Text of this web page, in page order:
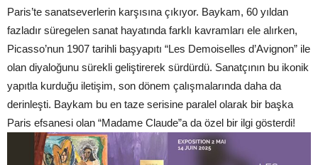
Paris’te sanatseverlerin karşısına çıkıyor. Baykam, 60 yıldan
fazladır süregelen sanat hayatında farklı kavramları ele alırken,
Picasso’nun 1907 tarihli başyapıtı “Les Demoiselles d’Avignon” ile
olan diyaloğunu sürekli geliştirerek sürdürdü. Sanatçının bu ikonik
yapıtla kurduğu iletişim, son dönem çalışmalarında daha da
derinleşti. Baykam bu en taze serisine paralel olarak bir başka
Paris efsanesi olan “Madame Claude”a da özel bir ilgi gösterdi!